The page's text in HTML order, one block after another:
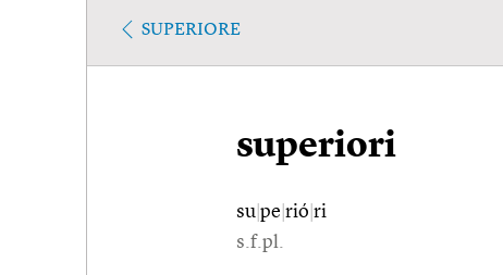
SUPERIORE
superiori
su pe rió ri
s.f.pl.